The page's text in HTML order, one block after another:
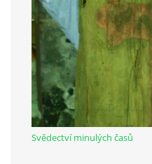
Občanská vzdělávací jednota
257 24
IČ:
Svědectví minulých časů